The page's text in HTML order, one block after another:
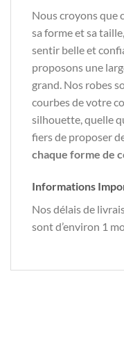
Nous croyons que
sa forme et sa
sentir belle et
proposons une
grand. Nos robes
courbes de votre
silhouette, quelle
fiers de proposer
chaque forme de
Informations
Nos délais de
sont d’environ 1